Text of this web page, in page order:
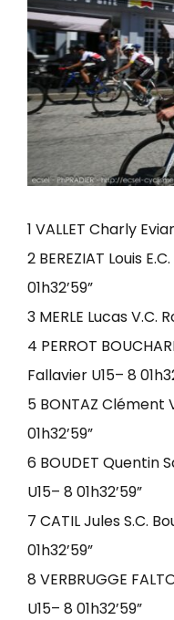
1 VALLET Charly
2 BEREZIAT Louis
01h32’59”
3 MERLE Lucas V.C.
4 PERROT
Fallavier U15– 8
5 BONTAZ Clément
01h32’59”
6 BOUDET Quentin
U15– 8 01h32’59”
7 CATIL Jules S.C.
01h32’59”
8 VERBRUGGE
U15– 8 01h32’59”